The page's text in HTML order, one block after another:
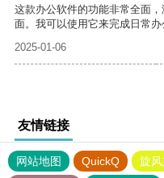
这款办公软件的功能非常全面
面。我可以使用它来完成日常办
2025-01-06
友情链接
网站地图 QuickQ 旋